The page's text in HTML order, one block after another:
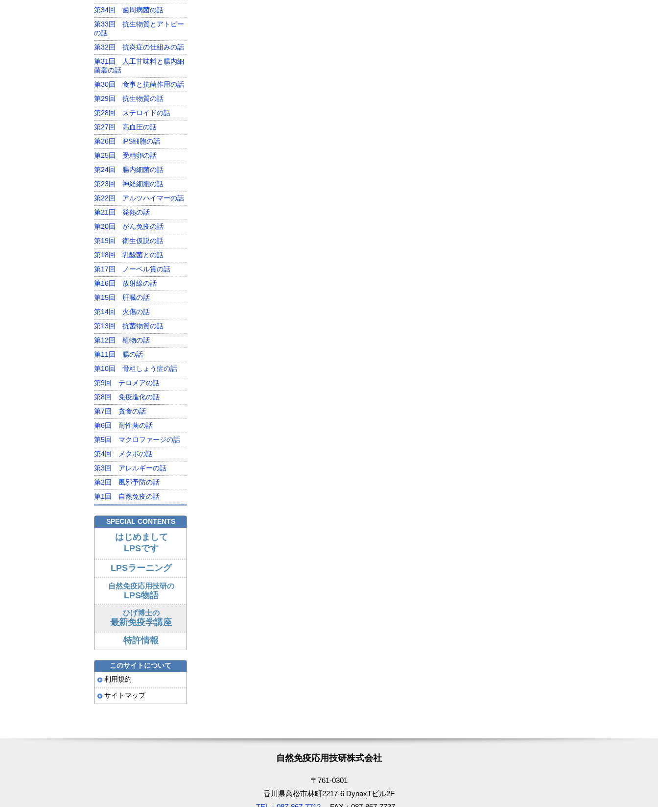
第34回 歯周病菌の話
第33回 抗生物質とアトピー
の話
第32回 抗炎症の仕組みの話
第31回 人工甘味料と腸内細
菌叢の話
第30回 食事と抗菌作用の話
第29回 抗生物質の話
第28回 ステロイドの話
第27回 高血圧の話
第26回 iPS細胞の話
第25回 受精卵の話
第24回 腸内細菌の話
第23回 神経細胞の話
第22回 アルツハイマーの話
第21回 発熱の話
第20回 がん免疫の話
第19回 衛生仮説の話
第18回 乳酸菌との話
第17回 ノーベル賞の話
第16回 放射線の話
第15回 肝臓の話
第14回 火傷の話
第13回 抗菌物質の話
第12回 植物の話
第11回 腸の話
第10回 骨粗しょう症の話
第9回 テロメアの話
第8回 免疫進化の話
第7回 貪食の話
第6回 耐性菌の話
第5回 マクロファージの話
第4回 メタボの話
第3回 アレルギーの話
第2回 風邪予防の話
第1回 自然免疫の話
SPECIAL CONTENTS
はじめまして
LPSです
LPSラーニング
自然免疫応用技研の
LPS物語
ひげ博士の
最新免疫学講座
特許情報
このサイトについて
利用規約
サイトマップ
自然免疫応用技研株式会社
〒761-0301
香川県高松市林町2217-6 DynaxTビル2F